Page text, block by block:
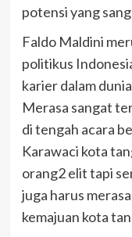
potensi yang
Faldo Maldini
politikus
karier dalam
Merasa sangat
di tengah acara
Karawaci kota
orang2 elit tapi
juga harus
kemajuan kota